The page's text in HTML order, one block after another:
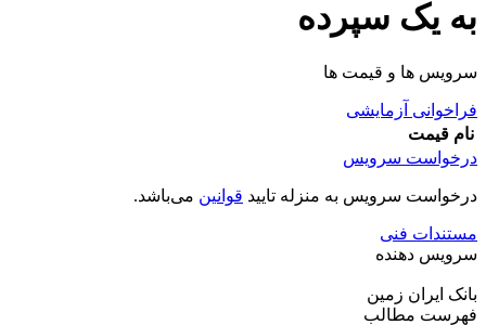
به یک سپرده
سرویس ها و قیمت ها
فراخوانی آزمایشی
نام قیمت
درخواست سرویس
درخواست سرویس به منزله تایید قوانین می‌باشد.
مستندات فنی
سرویس دهنده
بانک ایران زمین
فهرست مطالب